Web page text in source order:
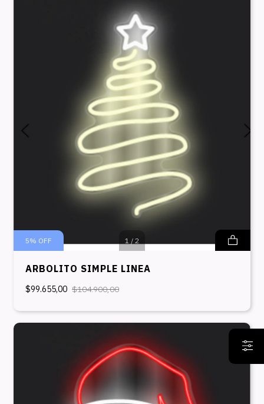
1 / 2
5% OFF
ARBOLITO SIMPLE LINEA
$99.655,00 $104.900,00